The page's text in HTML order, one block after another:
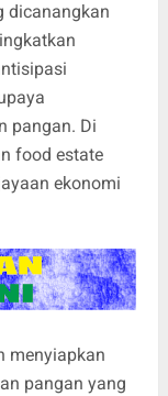
dicanangkan
pangan. Di
food estate
ekonomi
menyiapkan
pangan yang